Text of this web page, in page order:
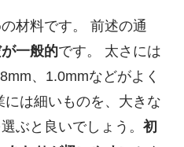
材料です。 前述の通
一般的です。 太さには
、1.0mmなどがよく
は細いものを、大きな
ぶと良いでしょう。 初